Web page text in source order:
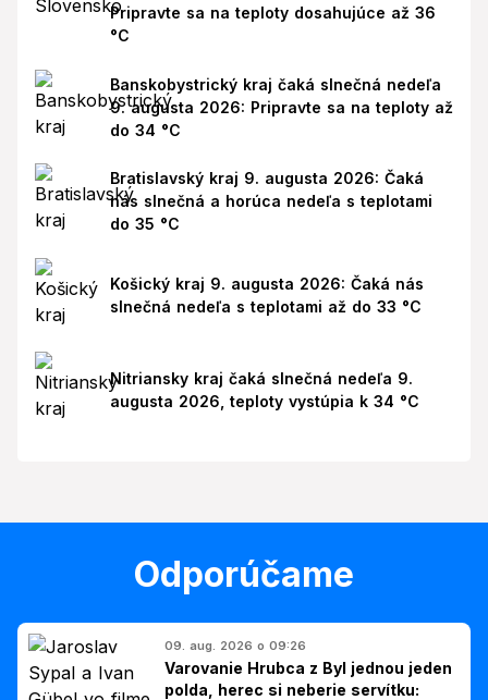
Pripravte sa na teploty dosahujúce až 36
°C
Banskobystrický kraj čaká slnečná nedeľa
9. augusta 2026: Pripravte sa na teploty až
do 34 °C
Bratislavský kraj 9. augusta 2026: Čaká
nás slnečná a horúca nedeľa s teplotami
do 35 °C
Košický kraj 9. augusta 2026: Čaká nás
slnečná nedeľa s teplotami až do 33 °C
Nitriansky kraj čaká slnečná nedeľa 9.
augusta 2026, teploty vystúpia k 34 °C
Odporúčame
09. aug. 2026 o 09:26
Varovanie Hrubca z Byl jednou jeden
polda, herec si neberie servítku: